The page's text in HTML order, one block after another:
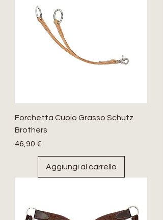
Forchetta Cuoio Grasso Schutz
Brothers
Prezzo
46,90 €
Aggiungi al carrello